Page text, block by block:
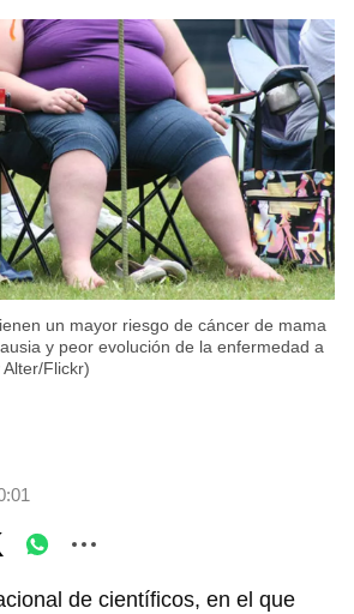
un mayor riesgo de cáncer de mama
y peor evolución de la enfermedad a
Flickr)
de científicos, en el que